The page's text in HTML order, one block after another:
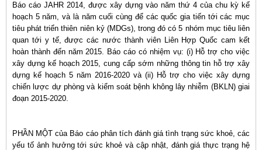
Báo cáo JAHR 2014, được xây dựng vào năm thứ 4 của chu kỳ kế
hoạch 5 năm, và là năm cuối cùng để các quốc gia tiến tới các mục
tiêu phát triển thiên niên kỷ (MDGs), trong đó có 5 nhóm mục tiêu liên
quan tới y tế, được các nước thành viên Liên Hợp Quốc cam kết
hoàn thành đến năm 2015. Báo cáo có nhiệm vụ: (i) Hỗ trợ cho việc
xây dựng kế hoạch 2015, cung cấp sớm những thông tin hỗ trợ xây
dựng kế hoạch 5 năm 2016-2020 và (ii) Hỗ trợ cho việc xây dựng
chiến lược dự phòng và kiểm soát bệnh không lây nhiễm (BKLN) giai
đoạn 2015-2020.
PHẦN MỘT của Báo cáo phân tích đánh giá tình trạng sức khoẻ, các
yếu tố ảnh hưởng tới sức khoẻ và cập nhật, đánh giá thực trạng hệ